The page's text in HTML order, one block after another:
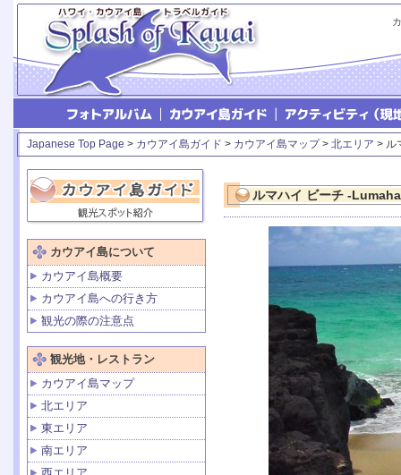
Japanese Top Page > カウアイ島ガイド > カウアイ島マップ> 北エリア > ル
カウアイ島について
カウアイ島概要
カウアイ島への行き方
観光の際の注意点
観光地・レストラン
カウアイ島マップ
北エリア
東エリア
南エリア
ルマハイ ビーチ -